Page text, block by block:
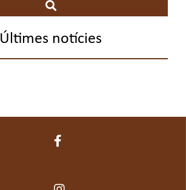
Últimes notícies